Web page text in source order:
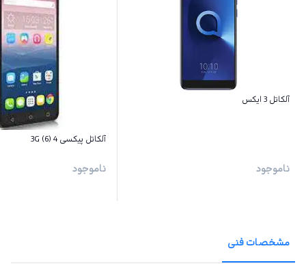
آلکاتل 3 ایکس
ناموجود
آلکاتل پیکسی 4 (6) 3G
ناموجود
مشخصات فنی